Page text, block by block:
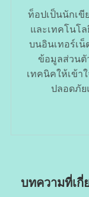
ท็อปเป็นนักเ
และเทคโนโ
บนอินเทอร์เน็
ข้อมูลส่วนตั
เทคนิคให้เข้า
ปลอดภัย
บทความที่เกี่